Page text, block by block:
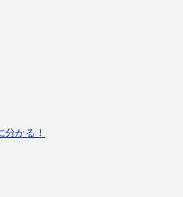
かる！